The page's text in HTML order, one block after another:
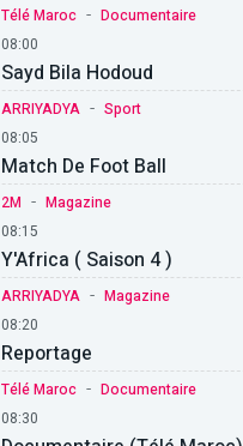
Télé Maroc - Documentaire
08:00
Sayd Bila Hodoud
ARRIYADYA - Sport
08:05
Match De Foot Ball
2M - Magazine
08:15
Y'Africa ( Saison 4 )
ARRIYADYA - Magazine
08:20
Reportage
Télé Maroc - Documentaire
08:30